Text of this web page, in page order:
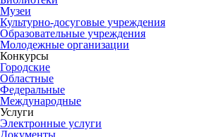
Музеи
Культурно-досуговые учреждения
Образовательные учреждения
Молодежные организации
Конкурсы
Городские
Областные
Федеральные
Международные
Услуги
Электронные услуги
Документы